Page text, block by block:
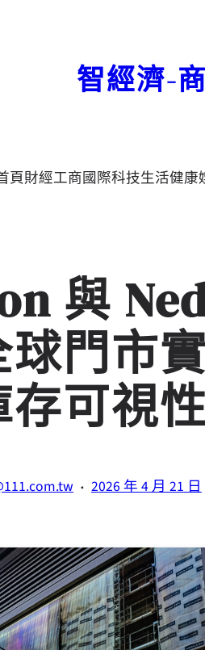
智經濟-
頁財經工商國際科技生活健康
與
門市
存可視性
· 2026 年 4 月 21 日